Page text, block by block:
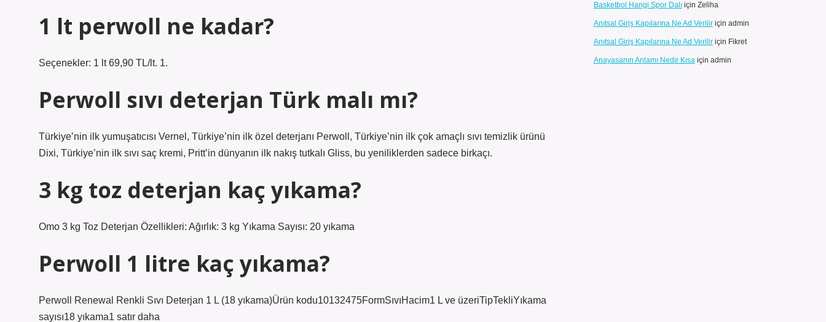
1 lt perwoll ne kadar?
Seçenekler: 1 lt 69,90 TL/lt. 1.
Perwoll sıvı deterjan Türk malı mı?
Türkiye’nin ilk yumuşatıcısı Vernel, Türkiye’nin ilk özel deterjanı Perwoll, Türkiye’nin ilk çok amaçlı sıvı temizlik ürünü
Dixi, Türkiye’nin ilk sıvı saç kremi, Pritt’in dünyanın ilk nakış tutkalı Gliss, bu yeniliklerden sadece birkaçı.
3 kg toz deterjan kaç yıkama?
Omo 3 kg Toz Deterjan Özellikleri: Ağırlık: 3 kg Yıkama Sayısı: 20 yıkama
Perwoll 1 litre kaç yıkama?
Perwoll Renewal Renkli Sıvı Deterjan 1 L (18 yıkama)Ürün kodu10132475FormSıvıHacim1 L ve üzeriTipTekliYıkama
sayısı18 yıkama1 satır daha
Basketbol Hangi Spor Dalıiçin Zeliha
Anıtsal Giriş Kapılarına Ne Ad Veriliriçin admin
Anıtsal Giriş Kapılarına Ne Ad Veriliriçin Fikret
Anayasanın Anlamı Nedir Kısaiçin admin